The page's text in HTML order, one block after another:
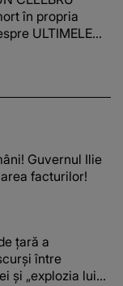
în propria
ULTIMELE
Guvernul Ilie
facturilor!
țară a
între
și „explozia lui